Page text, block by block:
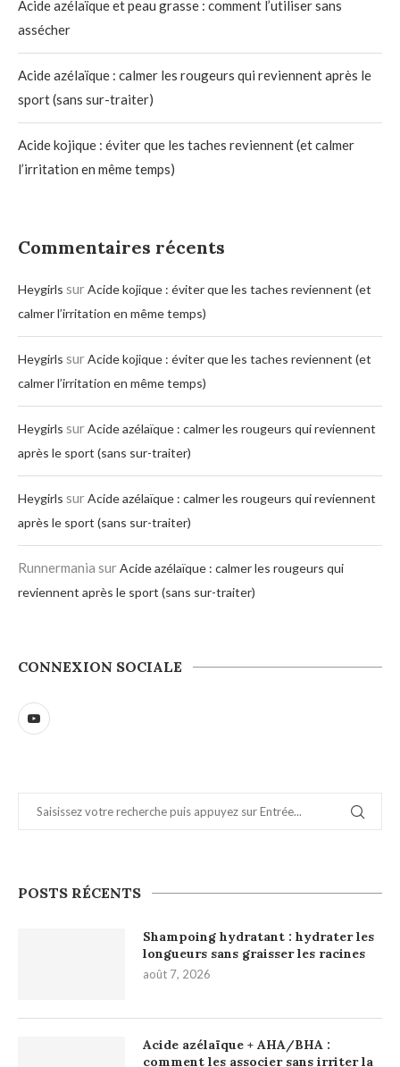
Acide azélaïque et peau grasse : comment l’utiliser sans
assécher
Acide azélaïque : calmer les rougeurs qui reviennent après le
sport (sans sur-traiter)
Acide kojique : éviter que les taches reviennent (et calmer
l’irritation en même temps)
Commentaires récents
Heygirls surAcide kojique : éviter que les taches reviennent (et
calmer l’irritation en même temps)
Heygirls surAcide kojique : éviter que les taches reviennent (et
calmer l’irritation en même temps)
Heygirls surAcide azélaïque : calmer les rougeurs qui reviennent
après le sport (sans sur-traiter)
Heygirls surAcide azélaïque : calmer les rougeurs qui reviennent
après le sport (sans sur-traiter)
Runnermania surAcide azélaïque : calmer les rougeurs qui
reviennent après le sport (sans sur-traiter)
CONNEXION SOCIALE
POSTS RÉCENTS
Shampoing hydratant : hydrater les
longueurs sans graisser les racines
août 7, 2026
Acide azélaïque + AHA/BHA :
comment les associer sans irriter la